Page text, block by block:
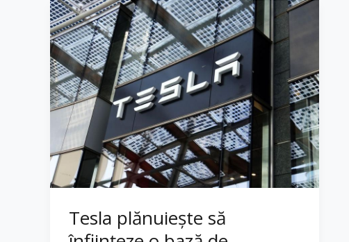
Tesla plănuiește să